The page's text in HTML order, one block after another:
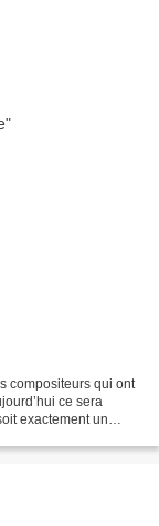
compositeurs qui ont
ce sera
exactement un